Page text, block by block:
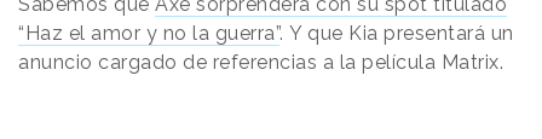
Sabemos que Axe sorprenderá con su spot titulado
“Haz el amor y no la guerra”. Y que Kia presentará un
anuncio cargado de referencias a la película Matrix.